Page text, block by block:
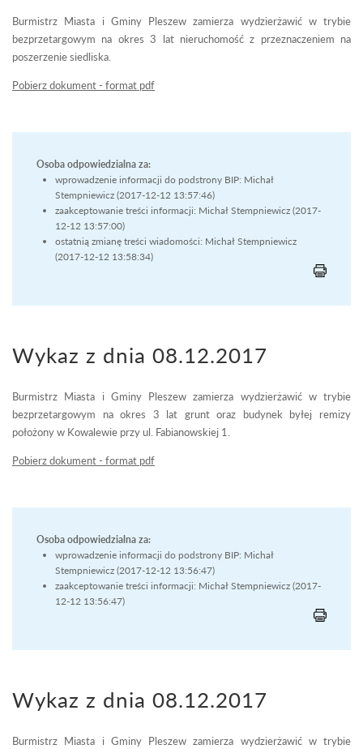
Burmistrz Miasta i Gminy Pleszew zamierza wydzierżawić w trybie
bezprzetargowym na okres 3 lat nieruchomość z przeznaczeniem na
poszerzenie siedliska.
Pobierz dokument - format pdf
Osoba odpowiedzialna za:
wprowadzenie informacji do podstrony BIP: Michał
Stempniewicz (2017-12-12 13:57:46)
zaakceptowanie treści informacji: Michał Stempniewicz (2017-
12-12 13:57:00)
ostatnią zmianę treści wiadomości: Michał Stempniewicz
(2017-12-12 13:58:34)
Wykaz z dnia 08.12.2017
Burmistrz Miasta i Gminy Pleszew zamierza wydzierżawić w trybie
bezprzetargowym na okres 3 lat grunt oraz budynek byłej remizy
położony w Kowalewie przy ul. Fabianowskiej 1.
Pobierz dokument - format pdf
Osoba odpowiedzialna za:
wprowadzenie informacji do podstrony BIP: Michał
Stempniewicz (2017-12-12 13:56:47)
zaakceptowanie treści informacji: Michał Stempniewicz (2017-
12-12 13:56:47)
Wykaz z dnia 08.12.2017
Burmistrz Miasta i Gminy Pleszew zamierza wydzierżawić w trybie